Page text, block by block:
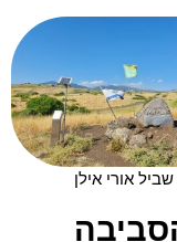
שביל אורי אילן